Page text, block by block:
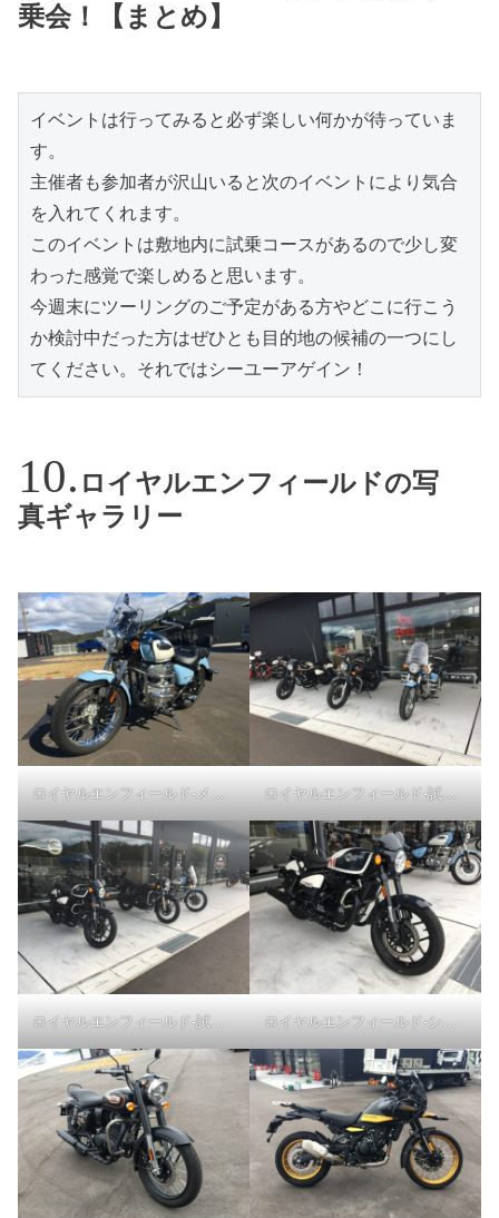
乗会！【まとめ】
イベントは行ってみると必ず楽しい何かが待っていま
す。
主催者も参加者が沢山いると次のイベントにより気合
を入れてくれます。
このイベントは敷地内に試乗コースがあるので少し変
わった感覚で楽しめると思います。
今週末にツーリングのご予定がある方やどこに行こう
か検討中だった方はぜひとも目的地の候補の一つにし
てください。それではシーユーアゲイン！
ロイヤルエンフィールドの写
真ギャラリー
ロイヤルエンフィールド-メテオ350 ロイヤルエンフィールド-試乗車
ロイヤルエンフィールド-試乗車 ロイヤルエンフィールド-ショットガン650